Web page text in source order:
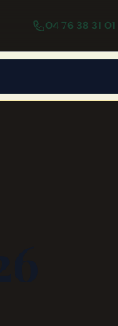
04 76 38 31 01